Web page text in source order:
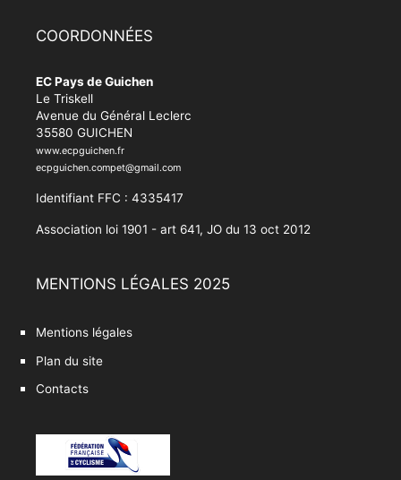
COORDONNÉES
EC Pays de Guichen
Le Triskell
Avenue du Général Leclerc
35580 GUICHEN
www.ecpguichen.fr
ecpguichen.compet@gmail.com
Identifiant FFC : 4335417
Association loi 1901 - art 641, JO du 13 oct 2012
MENTIONS LÉGALES 2025
Mentions légales
Plan du site
Contacts